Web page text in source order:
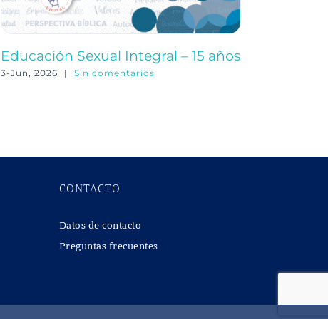
Educación Sexual Integral – 15 años
3-Jun, 2026 | Sin comentarios
CONTACTO
Datos de contacto
Preguntas frecuentes